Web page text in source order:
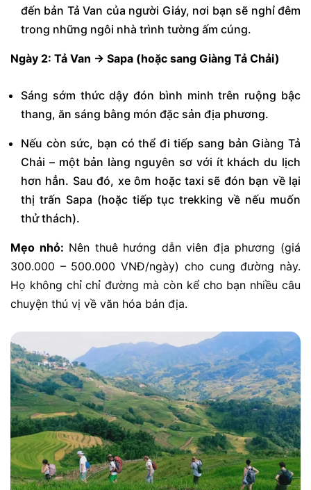
đến bản Tả Van của người Giáy, nơi bạn sẽ nghỉ đêm
trong những ngôi nhà trình tường ấm cúng.
Ngày 2: Tả Van → Sapa (hoặc sang Giàng Tả Chải)
Sáng sớm thức dậy đón bình minh trên ruộng bậc
thang, ăn sáng bằng món đặc sản địa phương.
Nếu còn sức, bạn có thể đi tiếp sang bản Giàng Tả
Chải – một bản làng nguyên sơ với ít khách du lịch
hơn hẳn. Sau đó, xe ôm hoặc taxi sẽ đón bạn về lại
thị trấn Sapa (hoặc tiếp tục trekking về nếu muốn
thử thách).
Mẹo nhỏ: Nên thuê hướng dẫn viên địa phương (giá
300.000 – 500.000 VNĐ/ngày) cho cung đường này.
Họ không chỉ chỉ đường mà còn kể cho bạn nhiều câu
chuyện thú vị về văn hóa bản địa.